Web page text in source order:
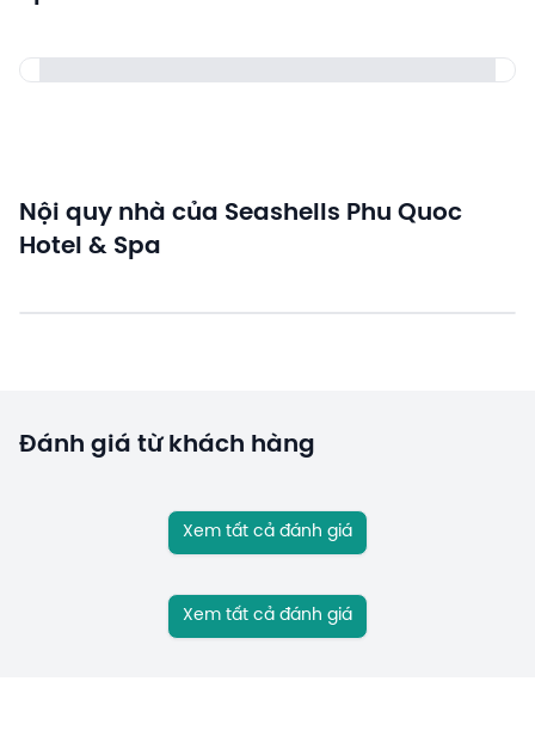
Nội quy nhà của Seashells Phu Quoc
Hotel & Spa
Đánh giá từ khách hàng
Xem tất cả đánh giá
Xem tất cả đánh giá